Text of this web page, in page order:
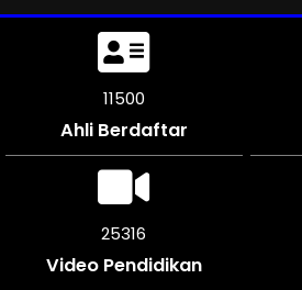
11500
Ahli Berdaftar
25316
Video Pendidikan